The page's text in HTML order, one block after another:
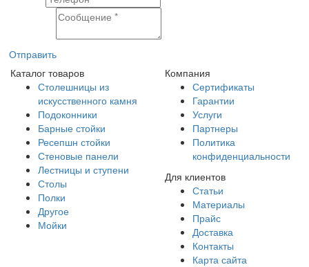
Отправить
Каталог товаров
Столешницы из
искусственного камня
Подоконники
Барные стойки
Ресепшн стойки
Стеновые панели
Лестницы и ступени
Столы
Полки
Другое
Мойки
Компания
Сертификаты
Гарантии
Услуги
Партнеры
Политика
конфиденциальности
Для клиентов
Статьи
Материалы
Прайс
Доставка
Контакты
Карта сайта